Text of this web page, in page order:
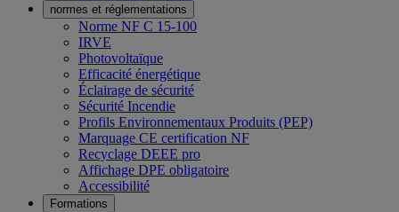
normes et réglementations
Norme NF C 15-100
IRVE
Photovoltaïque
Efficacité énergétique
Éclairage de sécurité
Sécurité Incendie
Profils Environnementaux Produits (PEP)
Marquage CE certification NF
Recyclage DEEE pro
Affichage DPE obligatoire
Accessibilité
Formations